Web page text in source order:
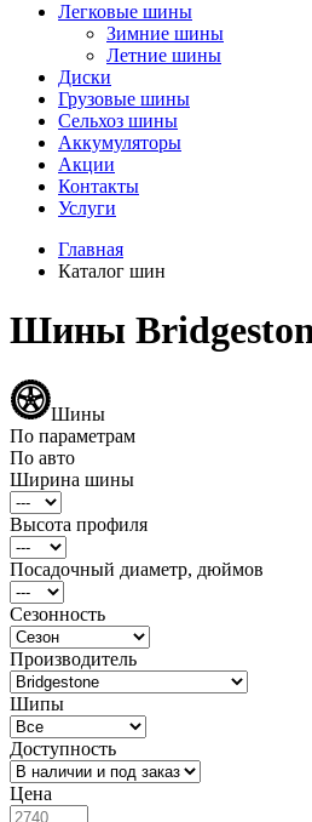
Легковые шины
Зимние шины
Летние шины
Диски
Грузовые шины
Сельхоз шины
Аккумуляторы
Акции
Контакты
Услуги
Главная
Каталог шин
Шины
Шины
По параметрам
По авто
Ширина шины
Высота профиля
Посадочный диаметр, дюймов
Сезонность
Производитель
Шипы
Доступность
Цена